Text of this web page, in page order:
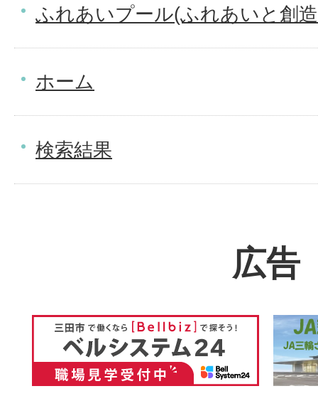
ふれあいプール(ふれあいと創
ホーム
検索結果
広告